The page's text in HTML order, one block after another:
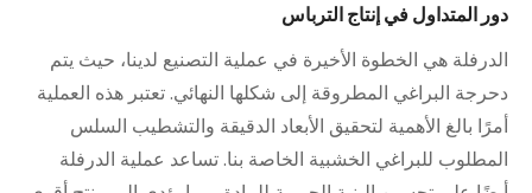
دور المتداول في إنتاج الترباس
الدرفلة هي الخطوة الأخيرة في عملية التصنيع لدينا، حيث يتم
دحرجة البراغي المطروقة إلى شكلها النهائي. تعتبر هذه العملية
أمرًا بالغ الأهمية لتحقيق الأبعاد الدقيقة والتشطيب السلس
المطلوب للبراغي الخشبية الخاصة بنا. تساعد عملية الدرفلة